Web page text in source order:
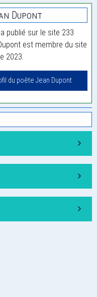
Dupont
publié sur le site 233
est membre du site
2023.
du poète Jean Dupont